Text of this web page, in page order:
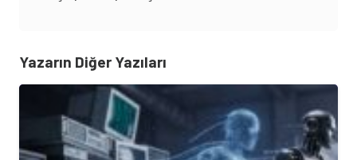
Yazarın Diğer Yazıları